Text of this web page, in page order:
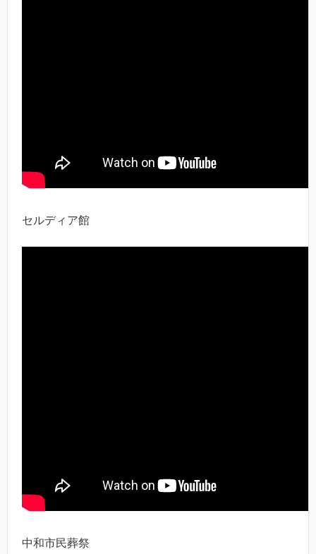
セルディア館
中和市民葬祭